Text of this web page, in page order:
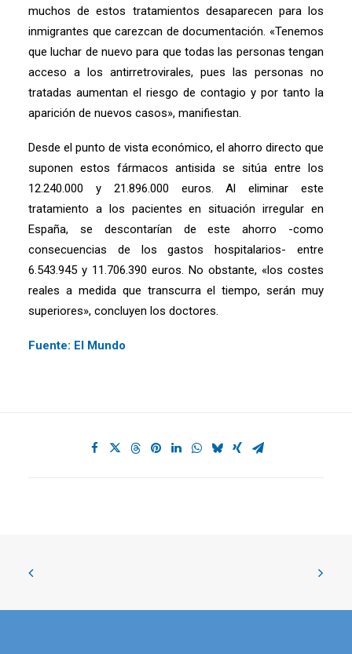
muchos de estos tratamientos desaparecen para los
inmigrantes que carezcan de documentación. «Tenemos
que luchar de nuevo para que todas las personas tengan
acceso a los antirretrovirales, pues las personas no
tratadas aumentan el riesgo de contagio y por tanto la
aparición de nuevos casos», manifiestan.
Desde el punto de vista económico, el ahorro directo que
suponen estos fármacos antisida se sitúa entre los
12.240.000 y 21.896.000 euros. Al eliminar este
tratamiento a los pacientes en situación irregular en
España, se descontarían de este ahorro -como
consecuencias de los gastos hospitalarios- entre
6.543.945 y 11.706.390 euros. No obstante, «los costes
reales a medida que transcurra el tiempo, serán muy
superiores», concluyen los doctores.
Fuente: El Mundo